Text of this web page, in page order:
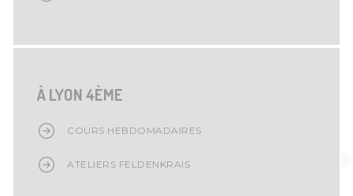
À LYON 4ÈME
COURS HEBDOMADAIRES
ATELIERS FELDENKRAIS